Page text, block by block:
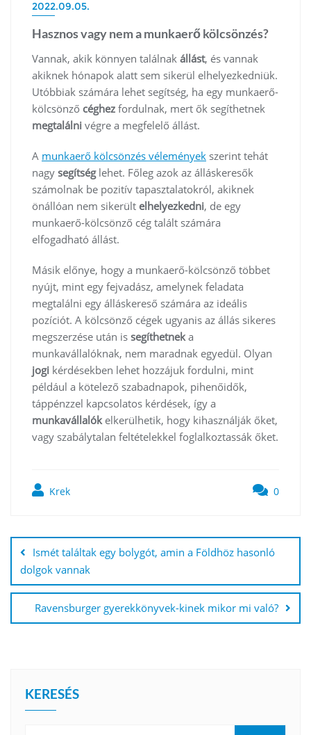
2022.09.05.
Hasznos vagy nem a munkaerő kölcsönzés?
Vannak, akik könnyen találnak állást, és vannak
akiknek hónapok alatt sem sikerül elhelyezkedniük.
Utóbbiak számára lehet segítség, ha egy munkaerő-
kölcsönző céghez fordulnak, mert ők segíthetnek
megtalálni végre a megfelelő állást.
A munkaerő kölcsönzés vélemények szerint tehát
nagy segítség lehet. Főleg azok az álláskeresők
számolnak be pozitív tapasztalatokról, akiknek
önállóan nem sikerült elhelyezkedni, de egy
munkaerő-kölcsönző cég talált számára
elfogadható állást.
Másik előnye, hogy a munkaerő-kölcsönző többet
nyújt, mint egy fejvadász, amelynek feladata
megtalálni egy álláskereső számára az ideális
pozíciót. A kölcsönző cégek ugyanis az állás sikeres
megszerzése után is segíthetnek a
munkavállalóknak, nem maradnak egyedül. Olyan
jogi kérdésekben lehet hozzájuk fordulni, mint
például a kötelező szabadnapok, pihenőidők,
táppénzzel kapcsolatos kérdések, így a
munkavállalók elkerülhetik, hogy kihasználják őket,
vagy szabálytalan feltételekkel foglalkoztassák őket.
Krek 0
navigáció
Ismét találtak egy bolygót, amin a Földhöz hasonló
dolgok vannak
Ravensburger gyerekkönyvek-kinek mikor mi való?
KERESÉS